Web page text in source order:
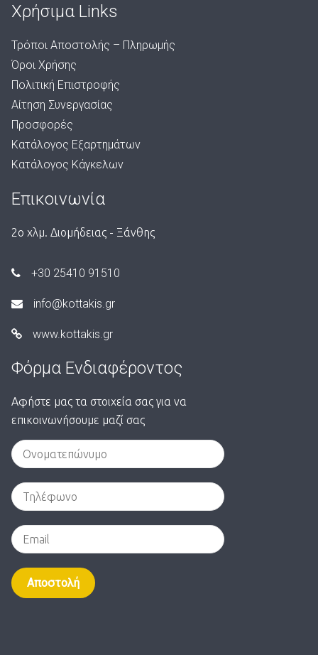
Χρήσιμα Links
Τρόποι Αποστολής – Πληρωμής
Όροι Χρήσης
Πολιτική Επιστροφής
Αίτηση Συνεργασίας
Προσφορές
Κατάλογος Εξαρτημάτων
Κατάλογος Κάγκελων
Επικοινωνία
2ο χλμ. Διομήδειας - Ξάνθης
+30 25410 91510
info@kottakis.gr
www.kottakis.gr
Φόρμα Ενδιαφέροντος
Αφήστε μας τα στοιχεία σας για να
επικοινωνήσουμε μαζί σας